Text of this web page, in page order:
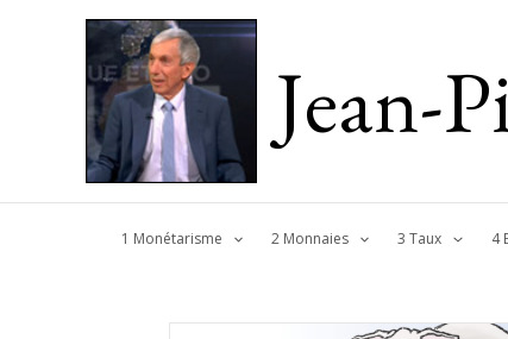
Jean-
1 Monétarisme 2 Monnaies 3 Taux 4